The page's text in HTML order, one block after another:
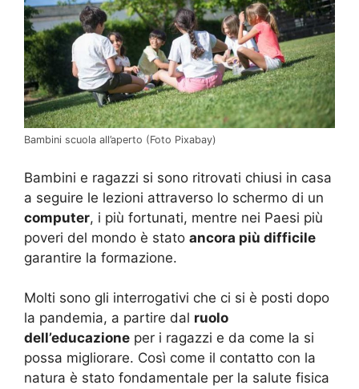
Bambini scuola all’aperto (Foto Pixabay)
Bambini e ragazzi si sono ritrovati chiusi in casa
a seguire le lezioni attraverso lo schermo di un
computer, i più fortunati, mentre nei Paesi più
poveri del mondo è stato ancora più difficile
garantire la formazione.
Molti sono gli interrogativi che ci si è posti dopo
la pandemia, a partire dal ruolo
dell’educazione per i ragazzi e da come la si
possa migliorare. Così come il contatto con la
natura è stato fondamentale per la salute fisica